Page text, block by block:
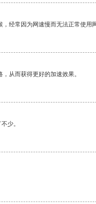
经常因为网速慢而无法正常使用
从而获得更好的加速效果。
少。